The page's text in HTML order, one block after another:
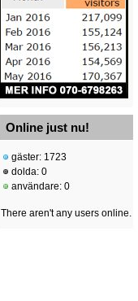
Online just nu!
gäster: 1723
dolda: 0
användare: 0
There aren't any users online.